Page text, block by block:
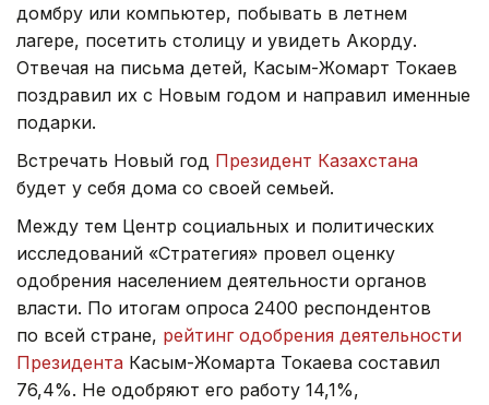
домбру или компьютер, побывать в летнем
лагере, посетить столицу и увидеть Акорду.
Отвечая на письма детей, Касым-Жомарт Токаев
поздравил их с Новым годом и направил именные
подарки.
Встречать Новый год Президент Казахстана
будет у себя дома со своей семьей.
Между тем Центр социальных и политических
исследований «Стратегия» провел оценку
одобрения населением деятельности органов
власти. По итогам опроса 2400 респондентов
по всей стране, рейтинг одобрения деятельности
Президента Касым-Жомарта Токаева составил
76,4%. Не одобряют его работу 14,1%,